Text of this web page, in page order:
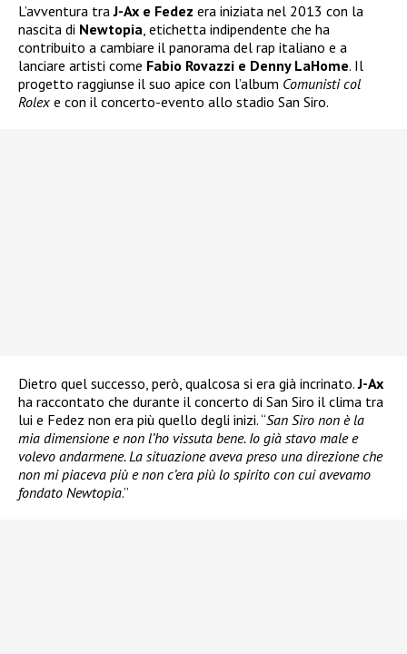
L’avventura traJ-Ax e Fedez era iniziata nel 2013 con la
nascita di Newtopia , etichetta indipendente che ha
contribuito a cambiare il panorama del rap italiano e a
lanciare artisti come Fabio Rovazzi e Denny LaHome. Il
progetto raggiunse il suo apice con l’album Comunisti col
Rolex e con il concerto-evento allo stadio San Siro.
Dietro quel successo, però, qualcosa si era già incrinato.J-Ax
ha raccontato che durante il concerto di San Siro il clima tra
lui e Fedez non era più quello degli inizi. “San Siro non è la
mia dimensione e non l’ho vissuta bene. Io già stavo male e
volevo andarmene. La situazione aveva preso una direzione che
non mi piaceva più e non c’era più lo spirito con cui avevamo
fondato Newtopia.”